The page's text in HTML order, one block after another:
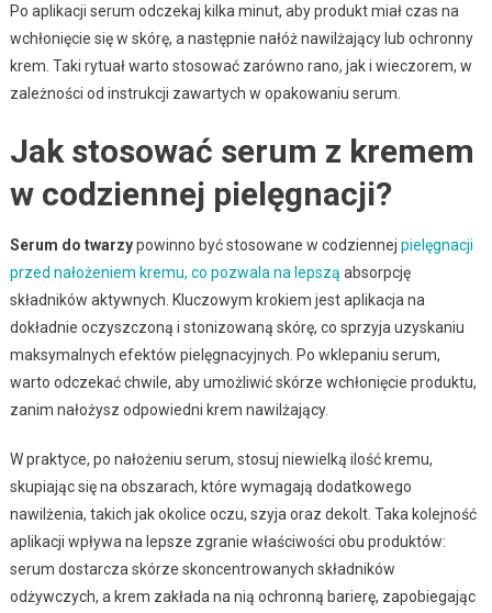
Po aplikacji serum odczekaj kilka minut, aby produkt miał czas na
wchłonięcie się w skórę, a następnie nałóż nawilżający lub ochronny
krem. Taki rytuał warto stosować zarówno rano, jak i wieczorem, w
zależności od instrukcji zawartych w opakowaniu serum.
Jak stosować serum z kremem
w codziennej pielęgnacji?
Serum do twarzypowinno być stosowane w codziennej pielęgnacji
przed nałożeniem kremu, co pozwala na lepszą absorpcję
składników aktywnych. Kluczowym krokiem jest aplikacja na
dokładnie oczyszczoną i stonizowaną skórę, co sprzyja uzyskaniu
maksymalnych efektów pielęgnacyjnych. Po wklepaniu serum,
warto odczekać chwile, aby umożliwić skórze wchłonięcie produktu,
zanim nałożysz odpowiedni krem nawilżający.
W praktyce, po nałożeniu serum, stosuj niewielką ilość kremu,
skupiając się na obszarach, które wymagają dodatkowego
nawilżenia, takich jak okolice oczu, szyja oraz dekolt. Taka kolejność
aplikacji wpływa na lepsze zgranie właściwości obu produktów:
serum dostarcza skórze skoncentrowanych składników
odżywczych, a krem zakłada na nią ochronną barierę, zapobiegając